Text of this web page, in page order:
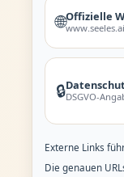
🌐Offizielle
www.seeles.ai
🔒DSGVO-
Externe Links
Die genauen